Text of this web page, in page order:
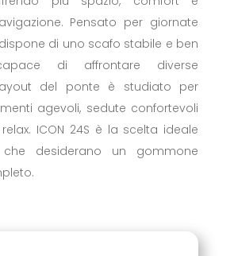
Pensato per giornate
di uno scafo stabile e ben
di affrontare diverse
del ponte è studiato per
agevoli, sedute confortevoli
ICON 24S è la scelta ideale
desiderano un gommone